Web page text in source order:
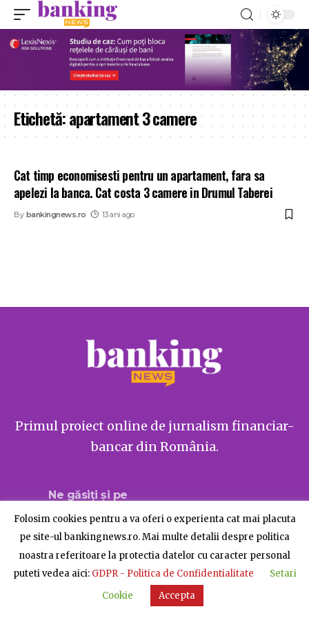
Etichetă:apartament 3 camere
Cat timp economisesti pentru un apartament, fara sa
apelezi la banca. Cat costa 3 camere in Drumul Taberei
By bankingnews.ro 13 ani ago
Primul proiect online de jurnalism financiar-
bancar din România.
Ne găsiți și pe
© BankingNews - Toate drepturile rezervate
Despre BankingNews Contact Publicitate
Folosim cookies pentru a va oferi o experienta cat mai placuta
pe site-ul bankingnews.ro. Mai multe detalii despre politica
noastra referitoare la protectia datelor cu caracter personal
puteti vedea aici: GDPR - Politica de Confidentialitate
Setari
Cookie
Accepta